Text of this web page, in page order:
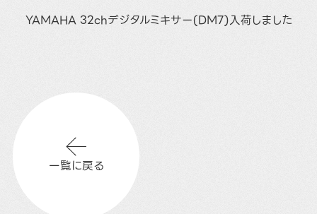
YAMAHA 32chデジタルミキサー(DM7)入荷しました
一覧に戻る